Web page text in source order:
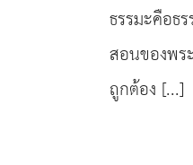
ธรรมะคือธ
สอนของพร
ถูกต้อง [...]